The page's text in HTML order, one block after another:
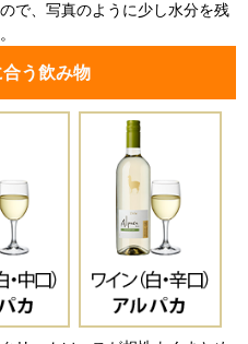
で、写真のように少し水分を残
う飲み物